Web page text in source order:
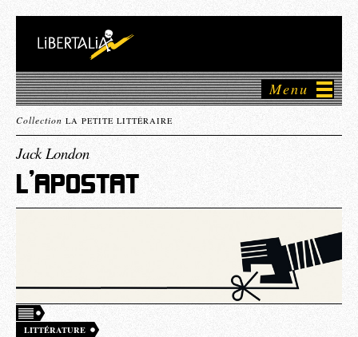
Menu
Collection LA PETITE LITTÉRAIRE
Jack London
L’APOSTAT
LITTÉRATURE